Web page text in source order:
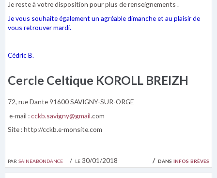
par saineabondance le 30/01/2018 dans infos brèves
Je reste à votre disposition pour plus de renseignements .
Je vous souhaite également un agréable dimanche et au plaisir de
vous retrouver mardi.
Cédric B.
Cercle Celtique KOROLL BREIZH
72, rue Dante 91600 SAVIGNY-SUR-ORGE
e-mail :cckb.savigny@gmail.com
Site : http://cckb.e-monsite.com